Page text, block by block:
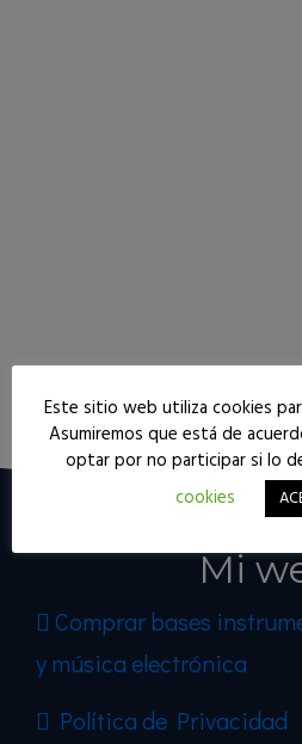
Seguir
Mi
Comprar bases
y música electrónica
Política de Privacidad
Este sitio web utiliza cookies
Asumiremos que está de
optar por no participar si lo
cookies